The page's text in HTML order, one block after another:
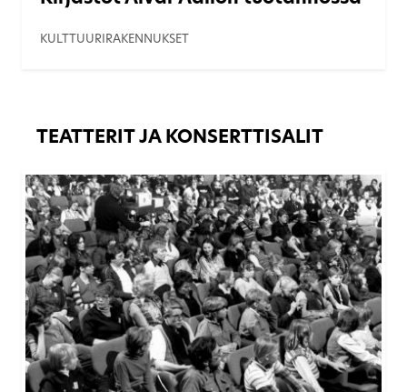
KULTTUURIRAKENNUKSET
TEATTERIT JA KONSERTTISALIT